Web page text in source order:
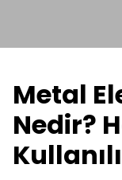
Metal
Nedir?